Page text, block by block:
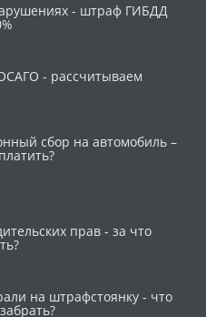
- штраф ГИБДД
- рассчитываем
сбор на автомобиль –
прав - за что
на штрафстоянку - что